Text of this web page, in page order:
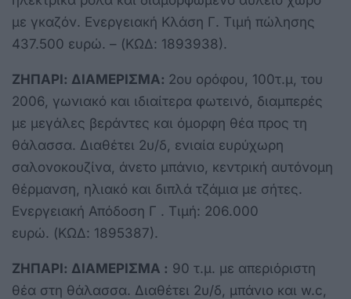
με γκαζόν. Ενεργειακή Κλάση Γ. Τιμή πώλησης
437.500 ευρώ. – (ΚΩΔ: 1893938).
ΖΗΠΑΡΙ: ΔΙΑΜΕΡΙΣΜΑ: 2ου ορόφου, 100τ.μ, του
2006, γωνιακό και ιδιαίτερα φωτεινό, διαμπερές
με μεγάλες βεράντες και όμορφη θέα προς τη
θάλασσα. Διαθέτει 2υ/δ, ενιαία ευρύχωρη
σαλονοκουζίνα, άνετο μπάνιο, κεντρική αυτόνομη
θέρμανση, ηλιακό και διπλά τζάμια με σήτες.
Ενεργειακή Απόδοση Γ . Τιμή: 206.000
ευρώ. (ΚΩΔ: 1895387).
ΖΗΠΑΡΙ: ΔΙΑΜΕΡΙΣΜΑ : 90 τ.μ. με απεριόριστη
θέα στη θάλασσα. Διαθέτει 2υ/δ, μπάνιο και w.c,